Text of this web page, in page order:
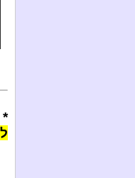
*